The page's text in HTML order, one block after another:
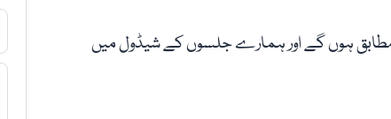
مطابق ہوں گے اور ہمارے جلسوں کے شیڈول میں